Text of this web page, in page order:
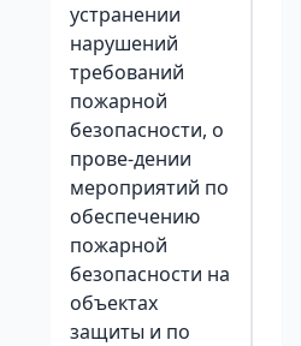
устранении
нарушений
требований
пожарной
безопасности, о
прове-дении
мероприятий по
обеспечению
пожарной
безопасности на
объектах
защиты и по